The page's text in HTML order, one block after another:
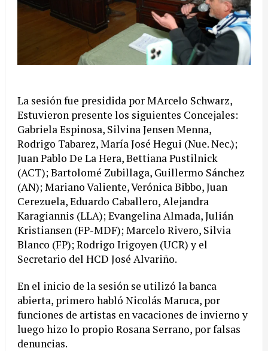
La sesión fue presidida por MArcelo Schwarz,
Estuvieron presente los siguientes Concejales:
Gabriela Espinosa, Silvina Jensen Menna,
Rodrigo Tabarez, María José Hegui (Nue. Nec.);
Juan Pablo De La Hera, Bettiana Pustilnick
(ACT); Bartolomé Zubillaga, Guillermo Sánchez
(AN); Mariano Valiente, Verónica Bibbo, Juan
Cerezuela, Eduardo Caballero, Alejandra
Karagiannis (LLA); Evangelina Almada, Julián
Kristiansen (FP-MDF); Marcelo Rivero, Silvia
Blanco (FP); Rodrigo Irigoyen (UCR) y el
Secretario del HCD José Alvariño.
En el inicio de la sesión se utilizó la banca
abierta, primero habló Nicolás Maruca, por
funciones de artistas en vacaciones de invierno y
luego hizo lo propio Rosana Serrano, por falsas
denuncias.